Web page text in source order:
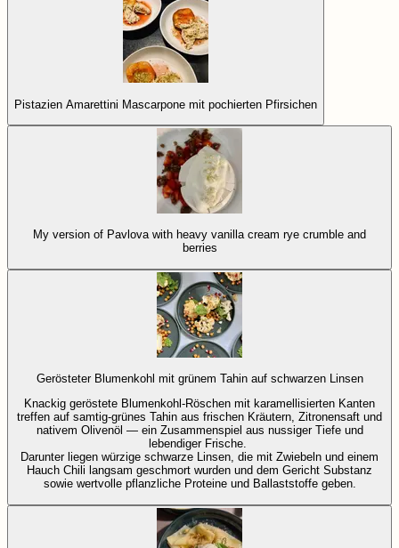
Pistazien Amarettini Mascarpone mit pochierten Pfirsichen
My version of Pavlova with heavy vanilla cream rye crumble and
berries
Gerösteter Blumenkohl mit grünem Tahin auf schwarzen Linsen
Knackig geröstete Blumenkohl-Röschen mit karamellisierten Kanten
treffen auf samtig-grünes Tahin aus frischen Kräutern, Zitronensaft und
nativem Olivenöl — ein Zusammenspiel aus nussiger Tiefe und
lebendiger Frische.
Darunter liegen würzige schwarze Linsen, die mit Zwiebeln und einem
Hauch Chili langsam geschmort wurden und dem Gericht Substanz
sowie wertvolle pflanzliche Proteine und Ballaststoffe geben.